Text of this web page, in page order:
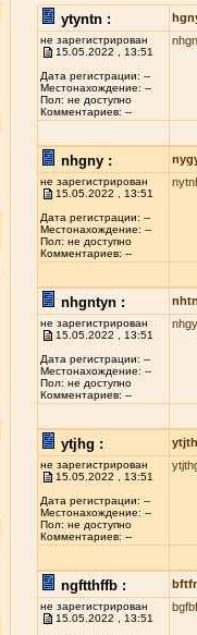
ytyntn :
не зарегистрирован
15.05.2022 , 13:51
Дата регистрации: --
Местонахождение: --
Пол: не доступно
Комментариев: --
nhgny :
не зарегистрирован
15.05.2022 , 13:51
Дата регистрации: --
Местонахождение: --
Пол: не доступно
Комментариев: --
nhgntyn :
не зарегистрирован
15.05.2022 , 13:51
Дата регистрации: --
Местонахождение: --
Пол: не доступно
Комментариев: --
ytjhg : ytjth
не зарегистрирован
15.05.2022 , 13:51
Дата регистрации: --
Местонахождение: --
Пол: не доступно
Комментариев: --
ngftthffb :
не зарегистрирован
15.05.2022 , 13:51